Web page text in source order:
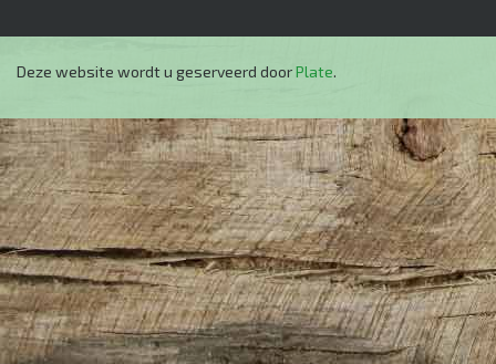
Deze website wordt u geserveerd doorPlate.